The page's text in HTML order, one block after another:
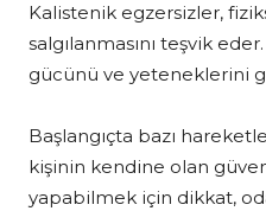
Kalistenik egzersizler,
salgılanmasını teşvik
gücünü ve yeteneklerini
Başlangıçta bazı
kişinin kendine olan
yapabilmek için dikkat,